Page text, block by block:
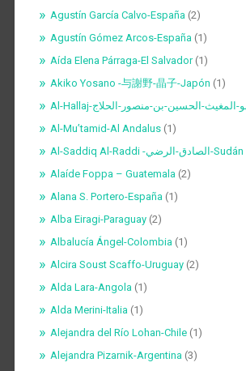
Agustín García Calvo-España(2)
Agustín Gómez Arcos-España(1)
Aída Elena Párraga-El Salvador(1)
Akiko Yosano -与謝野-晶子-Japón (1)
Al-Mu’tamid-Al Andalus(1)
Al-Saddiq Al-Raddi -الصادق-الرضي-Sudán
Alaíde Foppa – Guatemala(2)
Alana S. Portero-España(1)
Alba Eiragi-Paraguay(2)
Albalucía Ángel-Colombia(1)
Alcira Soust Scaffo-Uruguay(2)
Alda Lara-Angola(1)
Alda Merini-Italia(1)
Alejandra del Río Lohan-Chile(1)
Alejandra Pizarnik-Argentina(3)